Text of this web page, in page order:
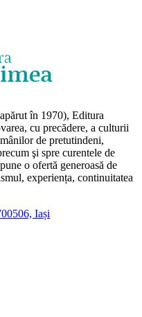
în 1970), Editura
cu precădere, a culturii
de pretutindeni,
şi spre curentele de
o ofertă generoasă de
experiența, continuitatea
Iași